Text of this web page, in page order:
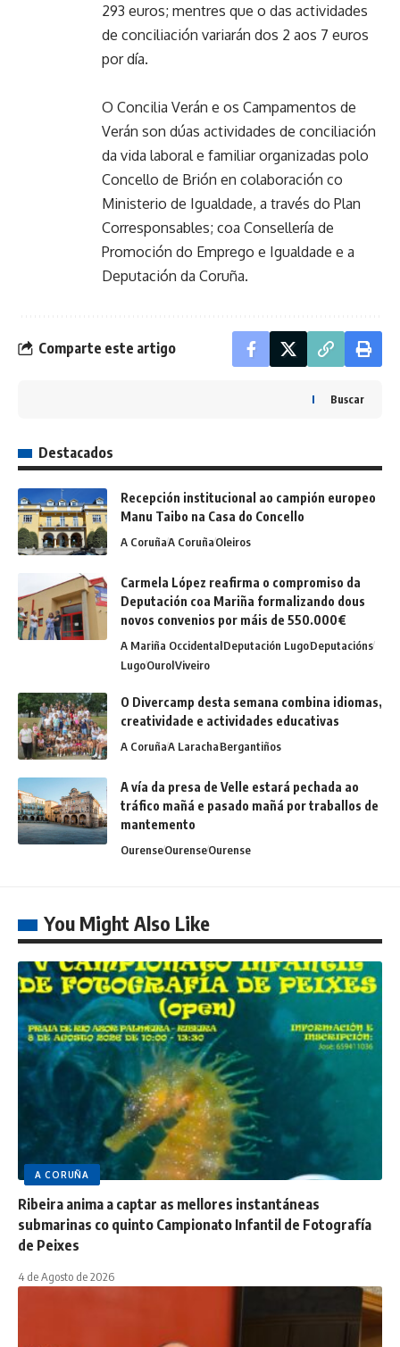
293 euros; mentres que o das actividades
de conciliación variarán dos 2 aos 7 euros
por día.
O Concilia Verán e os Campamentos de
Verán son dúas actividades de conciliación
da vida laboral e familiar organizadas polo
Concello de Brión en colaboración co
Ministerio de Igualdade, a través do Plan
Corresponsables; coa Consellería de
Promoción do Emprego e Igualdade e a
Deputación da Coruña.
Comparte este artigo
Buscar
Destacados
Recepción institucional ao campión europeo
Manu Taibo na Casa do Concello
A CoruñaA CoruñaOleiros
Carmela López reafirma o compromiso da
Deputación coa Mariña formalizando dous
novos convenios por máis de 550.000€
A Mariña OccidentalDeputación LugoDeputacións
LugoOurolViveiro
O Divercamp desta semana combina idiomas,
creatividade e actividades educativas
A CoruñaA LarachaBergantiños
A vía da presa de Velle estará pechada ao
tráfico mañá e pasado mañá por traballos de
mantemento
OurenseOurenseOurense
You Might Also Like
A CORUÑA
Ribeira anima a captar as mellores instantáneas
submarinas co quinto Campionato Infantil de Fotografía
de Peixes
4 de Agosto de 2026